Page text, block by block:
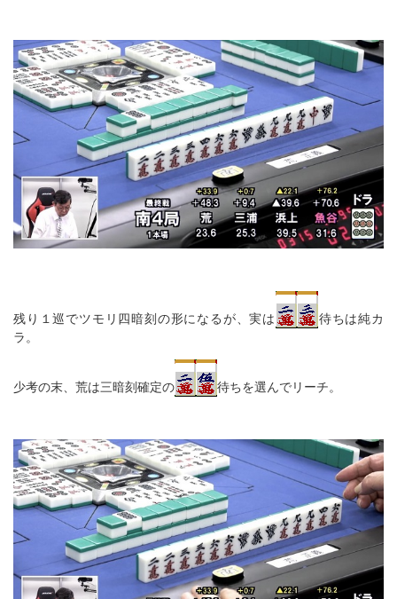
残り１巡でツモリ四暗刻の形になるが、実は
待ちは純カ
ラ。
少考の末、荒は三暗刻確定の 待ちを選んでリーチ。